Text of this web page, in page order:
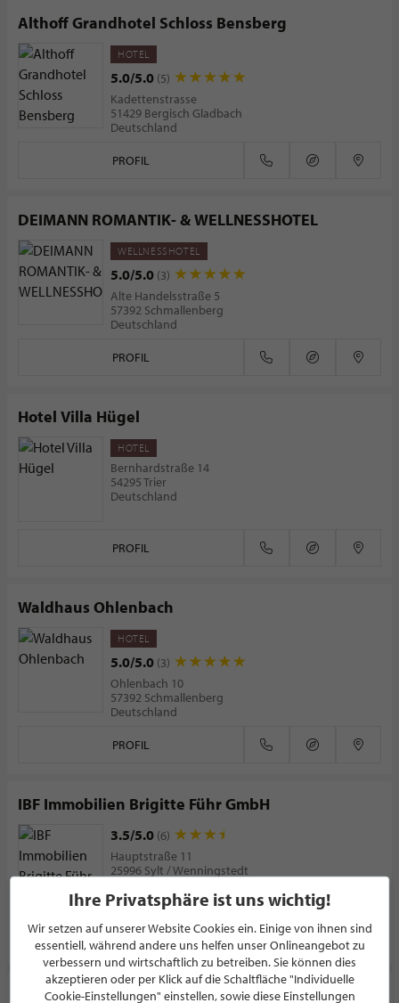
Althoff Grandhotel Schloss Bensberg
HOTEL
5.0/5.0 (5)
Kadettenstrasse
51429 Bergisch Gladbach
Deutschland
PROFIL
DEIMANN ROMANTIK- & WELLNESSHOTEL
WELLNESSHOTEL
5.0/5.0 (3)
Alte Handelsstraße 5
57392 Schmallenberg
Deutschland
PROFIL
Hotel Villa Hügel
HOTEL
Bernhardstraße 14
54295 Trier
Deutschland
PROFIL
Waldhaus Ohlenbach
HOTEL
5.0/5.0 (3)
Ohlenbach 10
57392 Schmallenberg
Deutschland
PROFIL
IBF Immobilien Brigitte Führ GmbH
3.5/5.0 (6)
Hauptstraße 11
25996 Sylt / Wenningstedt
PROFIL
Steigenberger Icon Grandhotel Handelshof
Ihre Privatsphäre ist uns wichtig!
Wir setzen auf unserer Website Cookies ein. Einige von ihnen sind
essentiell, während andere uns helfen unser Onlineangebot zu
verbessern und wirtschaftlich zu betreiben. Sie können dies
akzeptieren oder per Klick auf die Schaltfläche "Individuelle
Cookie-Einstellungen" einstellen, sowie diese Einstellungen